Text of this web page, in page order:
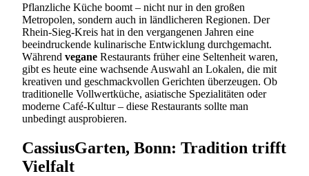
Pflanzliche Küche boomt – nicht nur in den großen
Metropolen, sondern auch in ländlicheren Regionen. Der
Rhein-Sieg-Kreis hat in den vergangenen Jahren eine
beeindruckende kulinarische Entwicklung durchgemacht.
Während vegane Restaurants früher eine Seltenheit waren,
gibt es heute eine wachsende Auswahl an Lokalen, die mit
kreativen und geschmackvollen Gerichten überzeugen. Ob
traditionelle Vollwertküche, asiatische Spezialitäten oder
moderne Café-Kultur – diese Restaurants sollte man
unbedingt ausprobieren.
CassiusGarten, Bonn: Tradition trifft
Vielfalt